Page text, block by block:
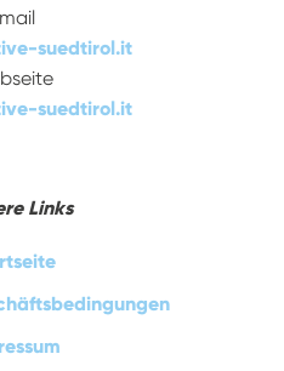
suedtirol.it
suedtirol.it
Links